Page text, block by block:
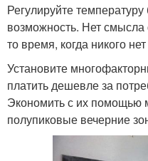
Регулируйте
возможность. Нет
то время, когда никого
Установите
платить дешевле за
Экономить с их помощью
полупиковые вечерние